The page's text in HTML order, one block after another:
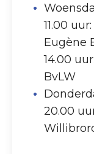
11.00
Eugène
14.00
BvLW
20.00